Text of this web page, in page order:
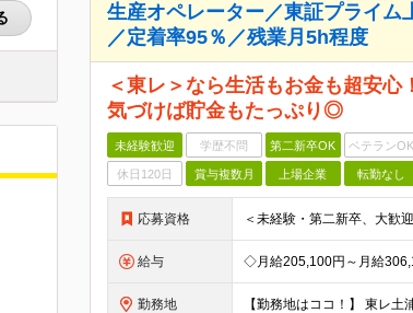
生産オペレーター／東証プライム
／定着率95％／残業月5h程度
＜東レ＞なら生活もお金も超安
気づけば貯金もたっぷり◎
未経験歓迎 学歴不問 第二新卒OK ベテランOK
休日120日 賞与複数月 上場企業 転勤なし
応募資格
給与
勤務地